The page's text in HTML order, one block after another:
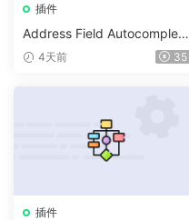
插件
Address Field Autocomplete
For WooCommerce v1.3.2
4天前 35
插件